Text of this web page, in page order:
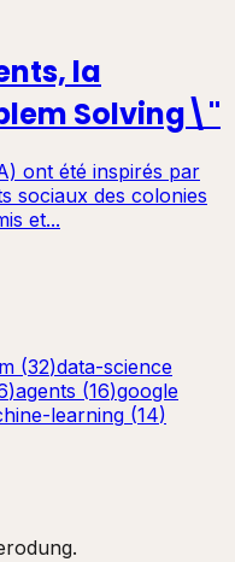
la
Solving\"
ont été inspirés par
sociaux des colonies
et...
(32)data-science
)agents (16)google
learning (14)